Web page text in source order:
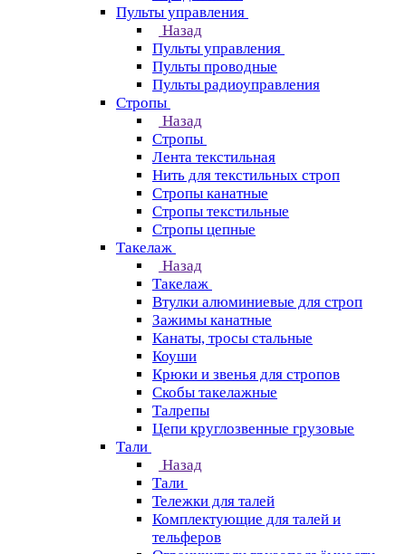
Пульты управления
Назад
Пульты управления
Пульты проводные
Пульты радиоуправления
Стропы
Назад
Стропы
Лента текстильная
Нить для текстильных строп
Стропы канатные
Стропы текстильные
Стропы цепные
Такелаж
Назад
Такелаж
Втулки алюминиевые для строп
Зажимы канатные
Канаты, тросы стальные
Коуши
Крюки и звенья для стропов
Скобы такелажные
Талрепы
Цепи круглозвенные грузовые
Тали
Назад
Тали
Тележки для талей
Комплектующие для талей и
тельферов